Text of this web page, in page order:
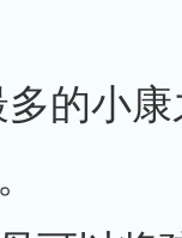
的小康